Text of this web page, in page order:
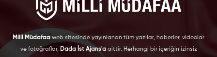
Milli Müdafaa web sitesinde yayınlanan tüm yazılar, haberler, videolar
ve fotoğraflar, Dada İst Ajans'aaittir. Herhangi bir içeriğin izinsiz